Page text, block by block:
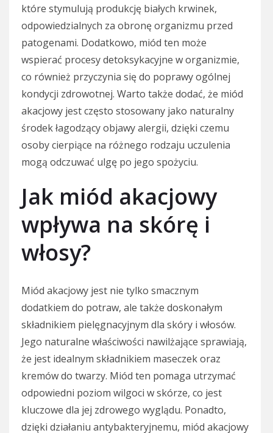
które stymulują produkcję białych krwinek,
odpowiedzialnych za obronę organizmu przed
patogenami. Dodatkowo, miód ten może
wspierać procesy detoksykacyjne w organizmie,
co również przyczynia się do poprawy ogólnej
kondycji zdrowotnej. Warto także dodać, że miód
akacjowy jest często stosowany jako naturalny
środek łagodzący objawy alergii, dzięki czemu
osoby cierpiące na różnego rodzaju uczulenia
mogą odczuwać ulgę po jego spożyciu.
Jak miód akacjowy
wpływa na skórę i
włosy?
Miód akacjowy jest nie tylko smacznym
dodatkiem do potraw, ale także doskonałym
składnikiem pielęgnacyjnym dla skóry i włosów.
Jego naturalne właściwości nawilżające sprawiają,
że jest idealnym składnikiem maseczek oraz
kremów do twarzy. Miód ten pomaga utrzymać
odpowiedni poziom wilgoci w skórze, co jest
kluczowe dla jej zdrowego wyglądu. Ponadto,
dzięki działaniu antybakteryjnemu, miód akacjowy